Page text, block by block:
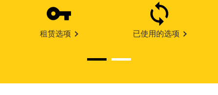
租赁选项 已使用的选项